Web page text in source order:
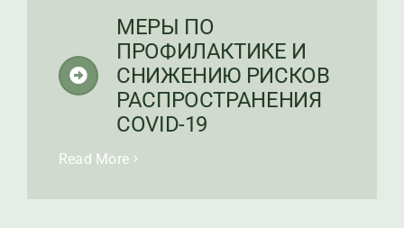
МЕРЫ ПО
ПРОФИЛАКТИКЕ И
СНИЖЕНИЮ РИСКОВ
РАСПРОСТРАНЕНИЯ
COVID-19
Read More